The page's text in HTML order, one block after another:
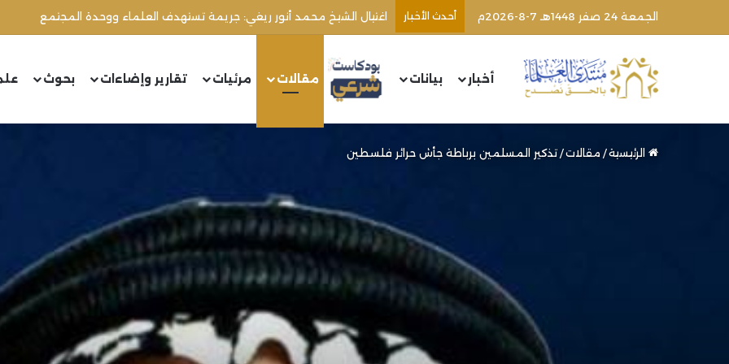
الجمعة 24 صفر 1448هـ 7-8-2026م أحدث الأخبار اغتيال الشيخ محمد أنور ريغي: جريمة تستهدف العلماء ووحدة المجتمع
أخبار بيانات مقالات مرئيات تقارير وإضاءات بحوث
الرئيسية/ مقالات/ تذكير المسلمين برباطة جأش حرائر فلسطين